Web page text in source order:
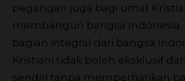
pegangan juga bagi umat
membangun bangsa Indonesia.
bagian integral dari bangsa
Kristiani tidak boleh eksklusif
sendiri tanpa memperhatikan